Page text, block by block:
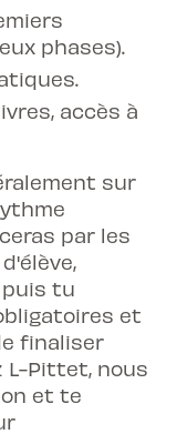
phases).
accès à
sur
par les
puis tu
et
finaliser
L-Pittet, nous
et te